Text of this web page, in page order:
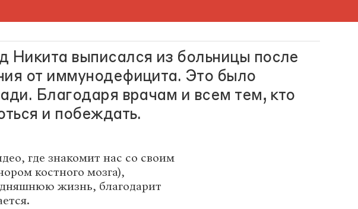
Никита выписался из больницы после
от иммунодефицита. Это было
Благодаря врачам и всем тем, кто
и побеждать.
где знакомит нас со своим
костного мозга),
жизнь, благодарит